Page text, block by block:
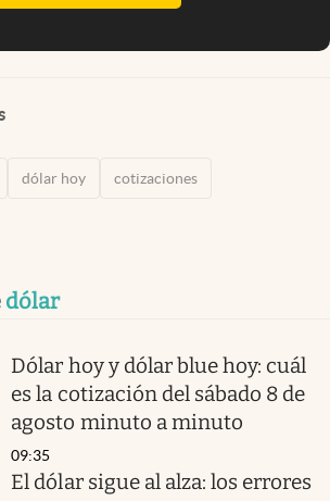
dólar hoy cotizaciones
dólar
Dólar hoy y dólar blue hoy: cuál
es la cotización del sábado 8 de
agosto minuto a minuto
09:35
El dólar sigue al alza: los errores